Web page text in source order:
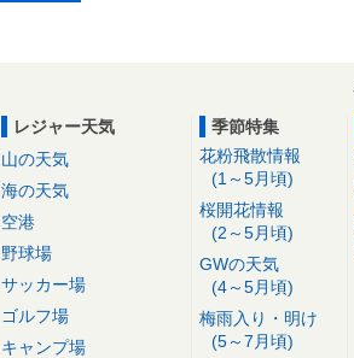
レジャー天気
山の天気
海の天気
空港
野球場
サッカー場
ゴルフ場
キャンプ場
季節特集
花粉飛散情報
(1～5月頃)
桜開花情報
(2～5月頃)
GWの天気
(4～5月頃)
梅雨入り・明け
(5～7月頃)